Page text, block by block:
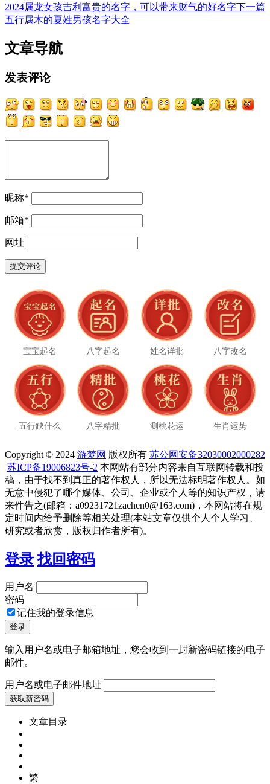
2024属龙女孩吉利富贵的名字，可以带来财气的好名字下一篇
五行属木的夏姓男孩名字大全
文章导航
发表评论
昵称*
邮箱*
网址
宝宝起名 八字起名 姓名详批 八字改名
五行缺什么 八字精批 测桃花运 生肖运势
Copyright © 2024 游梦网 版权所有 苏公网安备32030002000282
苏ICP备19006823号-2 本网站有部分内容来自互联网转载和投
稿，由于找不到真正的著作权人，所以无法标明著作权人。如
无意中侵犯了哪个媒体、公司、企业或个人等的知识产权，请
来件告之(邮箱：a09231721zachen0@163.com)，本网站将在规
定时间内给予删除等相关处理(本站文章仅供个人个人学习、
研究或者欣赏，版权归作者所有)。
登录 找回密码
用户名
密码
记住我的登录信息
输入用户名或电子邮箱地址，您会收到一封新密码链接的电子
邮件。
用户名或电子邮件地址
文章目录
繁